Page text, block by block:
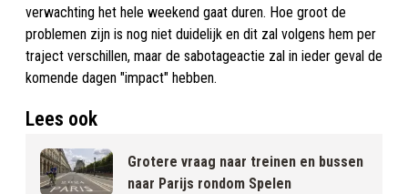
verwachting het hele weekend gaat duren. Hoe groot de
problemen zijn is nog niet duidelijk en dit zal volgens hem per
traject verschillen, maar de sabotageactie zal in ieder geval de
komende dagen "impact" hebben.
Lees ook
Grotere vraag naar treinen en bussen
naar Parijs rondom Spelen